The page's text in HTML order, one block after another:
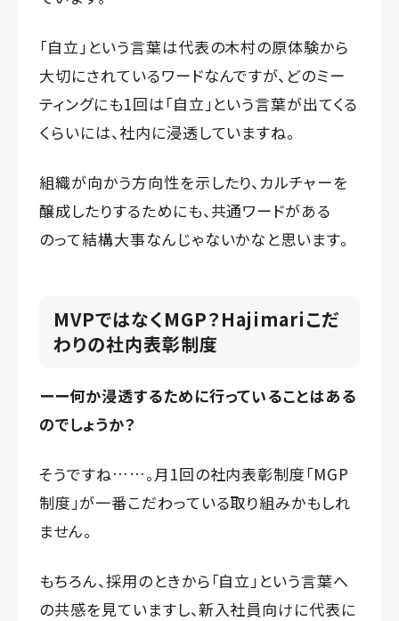
「自立」という言葉は代表の木村の原体験から
大切にされているワードなんですが、どのミー
ティングにも1回は「自立」という言葉が出てくる
くらいには、社内に浸透していますね。
組織が向かう方向性を示したり、カルチャーを
醸成したりするためにも、共通ワードがある
のって結構大事なんじゃないかなと思います。
MVPではなくMGP？Hajimariこだ
わりの社内表彰制度
ーー何か浸透するために行っていることはある
のでしょうか？
そうですね……。月1回の社内表彰制度「MGP
制度」が一番こだわっている取り組みかもしれ
ません。
もちろん、採用のときから「自立」という言葉へ
の共感を見ていますし、新入社員向けに代表に